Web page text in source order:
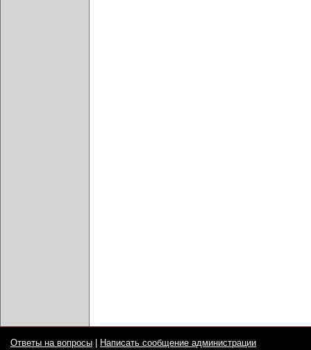
Ответы на вопросы Написать сообщение администрации